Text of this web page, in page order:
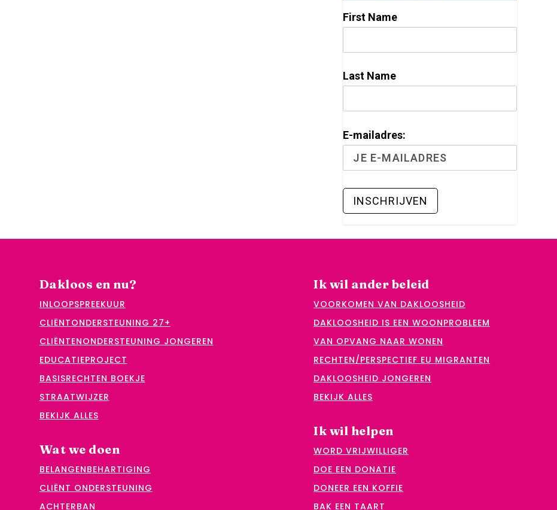
First Name
Last Name
E-mailadres:
Dakloos en nu?
INLOOPSPREEKUUR
CLIËNTONDERSTEUNING 27+
CLIËNTENONDERSTEUNING JONGEREN
EDUCATIEPROJECT
BASISRECHTEN BOEKJE
STRAATWIJZER
BEKIJK ALLES
Wat we doen
BELANGENBEHARTIGING
CLIËNT ONDERSTEUNING
ACHTERBAN
Ik wil ander beleid
VOORKOMEN VAN DAKLOOSHEID
DAKLOOSHEID IS EEN WOONPROBLEEM
VAN OPVANG NAAR WONEN
RECHTEN/PERSPECTIEF EU MIGRANTEN
DAKLOOSHEID JONGEREN
BEKIJK ALLES
Ik wil helpen
WORD VRIJWILLIGER
DOE EEN DONATIE
DONEER EEN KOFFIE
BAK EEN TAART